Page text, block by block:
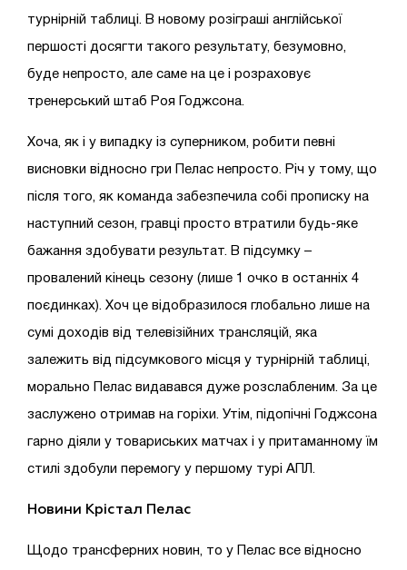
турнірній таблиці. В новому розіграші англійської
першості досягти такого результату, безумовно,
буде непросто, але саме на це і розраховує
тренерський штаб Роя Годжсона.
Хоча, як і у випадку із суперником, робити певні
висновки відносно гри Пелас непросто. Річ у тому, що
після того, як команда забезпечила собі прописку на
наступний сезон, гравці просто втратили будь-яке
бажання здобувати результат. В підсумку –
провалений кінець сезону (лише 1 очко в останніх 4
поєдинках). Хоч це відобразилося глобально лише на
сумі доходів від телевізійних трансляцій, яка
залежить від підсумкового місця у турнірній таблиці,
морально Пелас видавався дуже розслабленим. За це
заслужено отримав на горіхи. Утім, підопічні Годжсона
гарно діяли у товариських матчах і у притаманному їм
стилі здобули перемогу у першому турі АПЛ.
Новини Крістал Пелас
Щодо трансферних новин, то у Пелас все відносно